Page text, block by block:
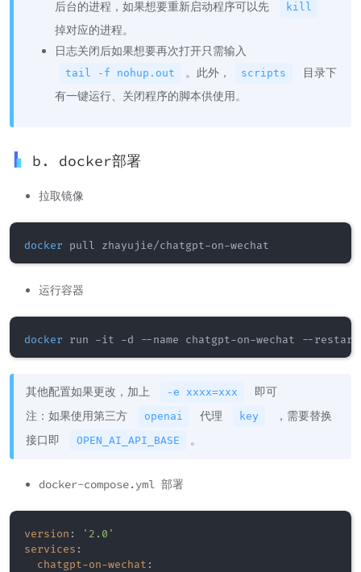
后台的进程，如果想要重新启动程序可以先 kill
掉对应的进程。
日志关闭后如果想要再次打开只需输入
tail -f nohup.out 。此外， scripts
目录下
有一键运行、关闭程序的脚本供使用。
b. docker部署
拉取镜像
docker
运行容器
docker run -it -d --name chatgpt-on-wechat --restart
其他配置如果更改，加上 -e xxxx=xxx
即可
注：如果使用第三方
openai 代理 key
，需要替换
接口即
OPEN_AI_API_BASE 。
docker-compose.yml 部署
version :
'2.0'
services :
chatgpt-on-wechat :